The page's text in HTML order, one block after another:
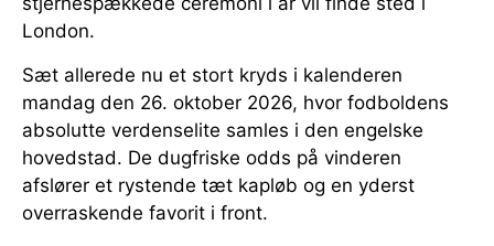
London.
Sæt allerede nu et stort kryds i kalenderen
mandag den 26. oktober 2026, hvor fodboldens
absolutte verdenselite samles i den engelske
hovedstad. De dugfriske odds på vinderen
afslører et rystende tæt kapløb og en yderst
overraskende favorit i front.